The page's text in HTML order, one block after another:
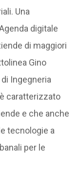
Una
digitale
di maggiori
Gino
Ingegneria
caratterizzato
e che anche
tecnologie a
per le